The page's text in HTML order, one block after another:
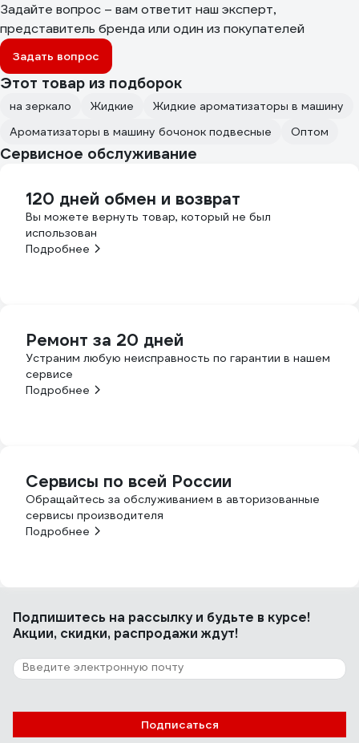
Задайте вопрос – вам ответит наш эксперт,
представитель бренда или один из покупателей
Задать вопрос
Этот товар из подборок
на зеркало Жидкие
Жидкие ароматизаторы в машину
Ароматизаторы в машину бочонок подвесные
Оптом
Сервисное обслуживание
120 дней обмен и возврат
Вы можете вернуть товар, который не был
использован
Подробнее
Ремонт за 20 дней
Устраним любую неисправность по гарантии в нашем
сервисе
Подробнее
Сервисы по всей России
Обращайтесь за обслуживанием в авторизованные
сервисы производителя
Подробнее
Подпишитесь на рассылкуи будьте в курсе!
Акции, скидки, распродажи ждут!
Подписаться